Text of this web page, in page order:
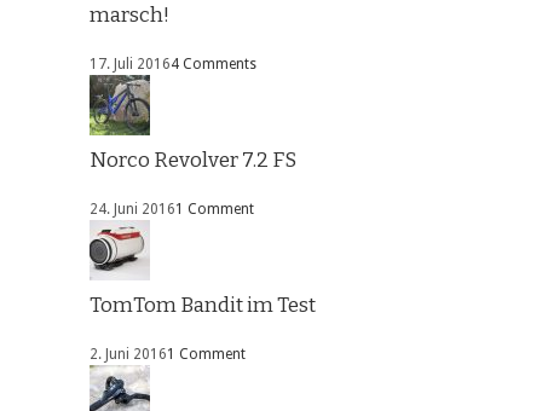
marsch!
17. Juli 20164 Comments
Norco Revolver 7.2 FS
24. Juni 20161 Comment
TomTom Bandit im Test
2. Juni 20161 Comment